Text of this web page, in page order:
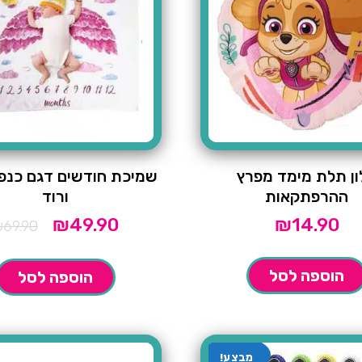
תלת מימד מפרץ
ההרפתקאות
₪14.90
הוספה לסל
שמיכת חודשים דגם
ורוד
69.90
המחיר
המקורי
₪69.90.
₪49.90המחיר
הוספה לסל
מבצע!